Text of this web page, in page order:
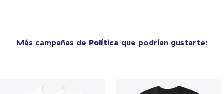
Más campañas de Política que podrían gustarte: